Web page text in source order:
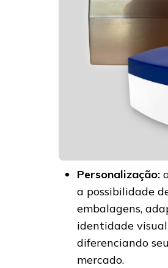
Personalização:
a possibilidade
embalagens,
identidade
diferenciando
mercado.